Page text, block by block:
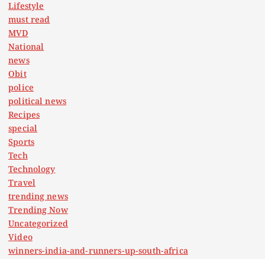
Lifestyle
must read
MVD
National
news
Obit
police
political news
Recipes
special
Sports
Tech
Technology
Travel
trending news
Trending Now
Uncategorized
Video
winners-india-and-runners-up-south-africa